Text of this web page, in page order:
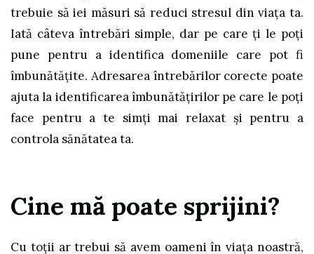
trebuie să iei măsuri să reduci stresul din viaţa ta.
Iată câteva întrebări simple, dar pe care ţi le poţi
pune pentru a identifica domeniile care pot fi
îmbunătăţite. Adresarea întrebărilor corecte poate
ajuta la identificarea îmbunătățirilor pe care le poţi
face pentru a te simți mai relaxat și pentru a
controla sănătatea ta.
Cine mă poate sprijini?
Cu toţii ar trebui să avem oameni în viața noastră,